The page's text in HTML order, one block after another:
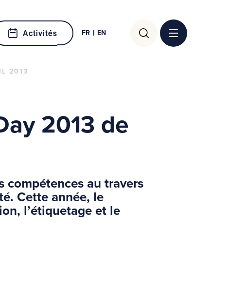
Activités FR EN
Rechercher :
2013
2013 de
compétences au travers
Cette année, le
l’étiquetage et le